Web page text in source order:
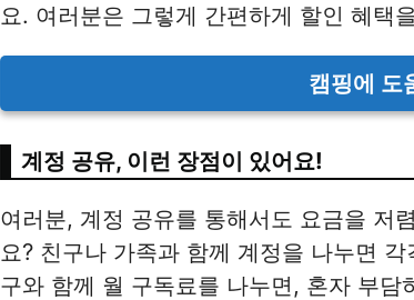
요. 여러분은 그렇게 간편하게 할인 혜택
캠핑에 도
계정 공유, 이런 장점이 있어요!
여러분, 계정 공유를 통해서도 요금을 저
요? 친구나 가족과 함께 계정을 나누면
구와 함께 월 구독료를 나누면, 혼자 부